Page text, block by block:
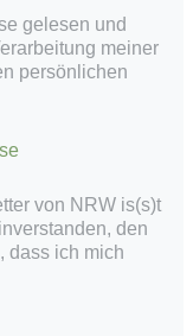
gelesen und
meiner
persönlichen
von NRW is(s)t
den
dass ich mich